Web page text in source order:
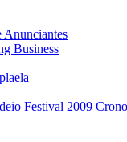
Anunciantes
Business
Festival 2009